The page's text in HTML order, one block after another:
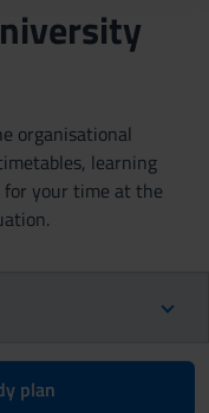
organisational
learning
your time at the
plan